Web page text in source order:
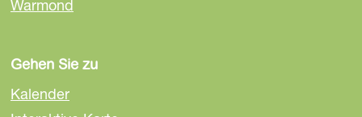
Warmond
Gehen Sie zu
Kalender